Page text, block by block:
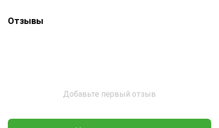
Отзывы
Добавьте первый отзыв